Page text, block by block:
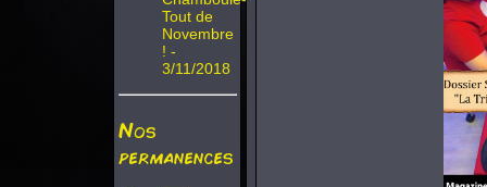
Tout de
Novembre
! -
3/11/2018
Nos
permanences